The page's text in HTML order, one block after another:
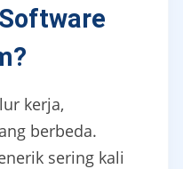
kerja,
berbeda.
sering kali